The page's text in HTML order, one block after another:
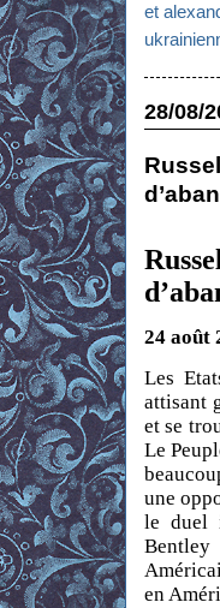
et
28/08/
24 août
Les
attisant
et se
Le
une
le duel
en